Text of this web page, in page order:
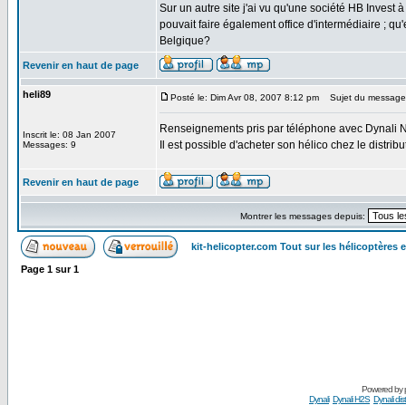
Sur un autre site j'ai vu qu'une société HB Invest
pouvait faire également office d'intermédiaire ;
Belgique?
Revenir en haut de page
heli89
Inscrit le: 08 Jan 2007
Messages: 9
Posté le: Dim Avr 08, 2007 8:12 pm Sujet du
Renseignements pris par téléphone avec Dynali
Il est possible d'acheter son hélico chez le
Revenir en haut de page
Montrer les messages depuis:
kit-helicopter.com Tout sur les hélicoptères
Page 1 sur1
Powered by
Dynali Dynali H2S Dynali